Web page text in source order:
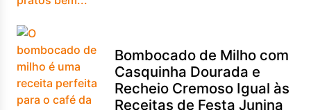
Bombocado de Milho com
Casquinha Dourada e
Recheio Cremoso Igual às
Receitas de Festa Junina